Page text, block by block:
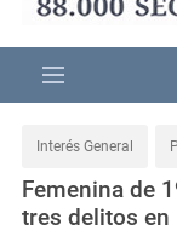
Interés General
Femenina de
tres delitos en